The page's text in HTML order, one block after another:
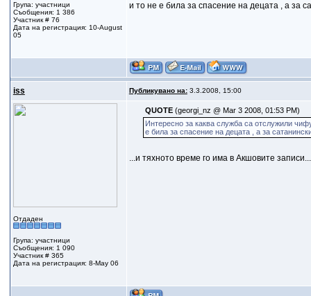
Група: участници
Съобщения: 1 386
Участник # 76
Дата на регистрация: 10-August
05
и то не е била за спасение на децата , а за
iss Публикувано на:3.3.2008, 15:00
Отдаден
Група: участници
Съобщения: 1 090
Участник # 365
Дата на регистрация: 8-May 06
QUOTE (georgi_nz @ Mar 3 2008, 01:53 PM)
Интересно за каква служба са отслужили
е била за спасение на децата , а за
...и тяхното време го има в Акшовите